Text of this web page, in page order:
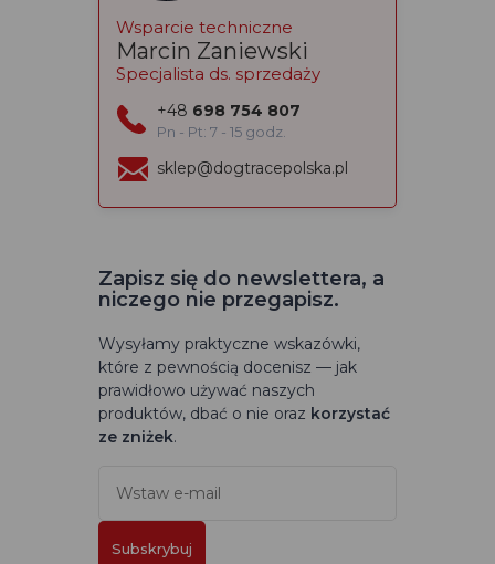
Wsparcie techniczne
Marcin Zaniewski
Specjalista ds. sprzedaży
+48 698 754 807
Pn - Pt: 7 - 15 godz.
sklep@dogtracepolska.pl
Zapisz się do newslettera, a
niczego nie przegapisz.
Wysyłamy praktyczne wskazówki,
które z pewnością docenisz — jak
prawidłowo używać naszych
produktów, dbać o nie oraz korzystać
ze zniżek.
Subskrybuj